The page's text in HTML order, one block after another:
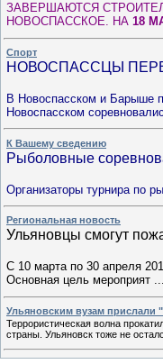
ЗАВЕРШАЮТСЯ
НОВОСПАССКОЕ. НА 18
Спорт
НОВОСПАССЦЫ
В Новоспасском и Барыше
Новоспасском
К Вашему сведению
Рыболовные
Организаторы турнира по
Региональная новость
Ульяновцы смогут
С 10 марта по 30 апреля
Основная цель мероприят ...
Ульяновским вузам прислали
Террористическая волна
страны. Ульяновск тоже не